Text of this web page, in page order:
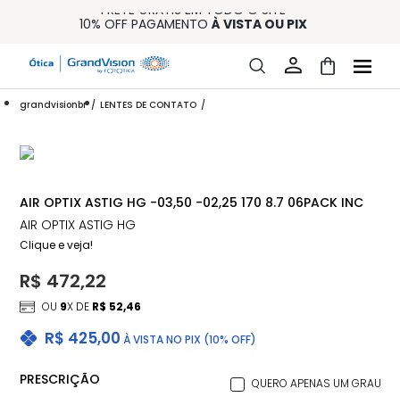
FRETE GRÁTIS EM TODO O SITE
10% OFF PAGAMENTO À VISTA OU PIX
15% OFF NA PRIMEIRA COMPRA (CONSULTE REGULAMENTO)
32% OFF NO COMBO - CONS. REG.
grandvisionbr LENTES DE CONTATO
AIR OPTIX ASTIG HG -03,50 -02,25 170 8.7 06PACK INC
AIR OPTIX ASTIG HG
Clique e veja!
R$ 425,00 À VISTA NO PIX (10% OFF)
R$ 472,22
OU 9X DE R$ 52,46
PRESCRIÇÃO QUERO APENAS UM GRAU